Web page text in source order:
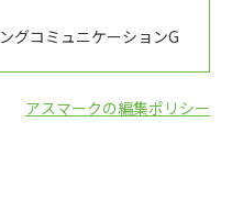
グコミュニケーションG
アスマークの編集ポリシー